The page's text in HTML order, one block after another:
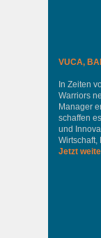
VUCA,
In Zeiten
Warriors
Manager
schaffen
und
Jetzt